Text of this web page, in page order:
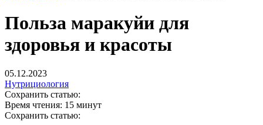
Польза маракуйи для
здоровья и красоты
05.12.2023
Нутрициология
Сохранить статью:
Время чтения: 15 минут
Сохранить статью: